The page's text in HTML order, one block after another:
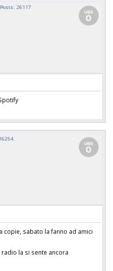
Posts: 26117
copie, sabato la fanno ad amici
radio la si sente ancora